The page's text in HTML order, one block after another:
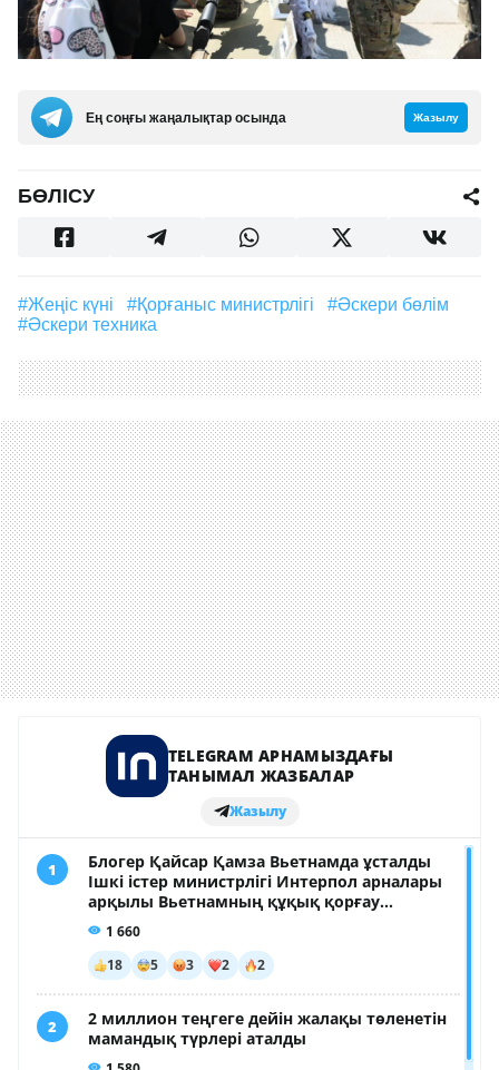
Ең соңғы жаңалықтар осында Жазылу
БӨЛІСУ
#Жеңіс күні #Қорғаныс министрлігі
#Әскери бөлім
#Әскери техника